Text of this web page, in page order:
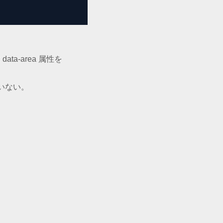
area 属性を
い。